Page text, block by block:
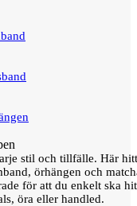
stil och tillfälle. Här
örhängen och
för att du enkelt ska
öra eller handled.